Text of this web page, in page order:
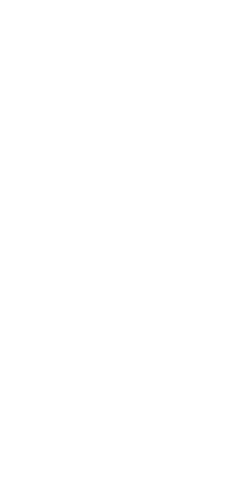
Silver